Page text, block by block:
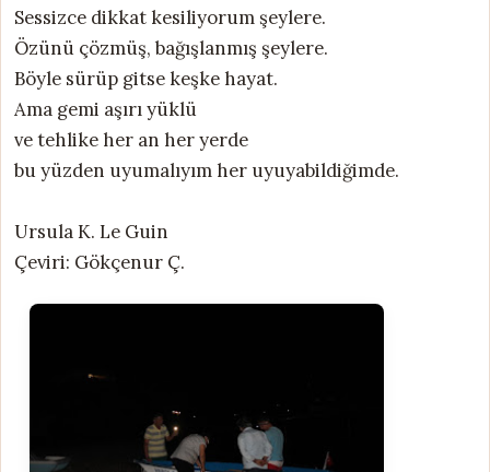
Sessizce dikkat kesiliyorum şeylere.
Özünü çözmüş, bağışlanmış şeylere.
Böyle sürüp gitse keşke hayat.
Ama gemi aşırı yüklü
ve tehlike her an her yerde
bu yüzden uyumalıyım her uyuyabildiğimde.
Ursula K. Le Guin
Çeviri: Gökçenur Ç.